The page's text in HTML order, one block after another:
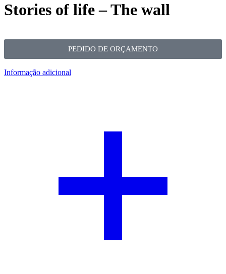
Stories of life – The wall
PEDIDO DE ORÇAMENTO
Informação adicional